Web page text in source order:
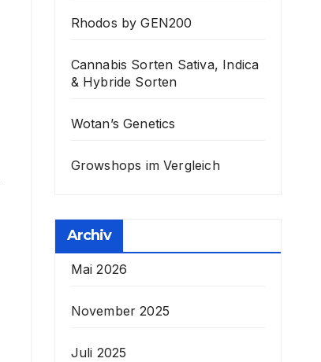
Rhodos by GEN200
Cannabis Sorten Sativa, Indica
& Hybride Sorten
Wotan’s Genetics
Growshops im Vergleich
Archiv
Mai 2026
November 2025
Juli 2025